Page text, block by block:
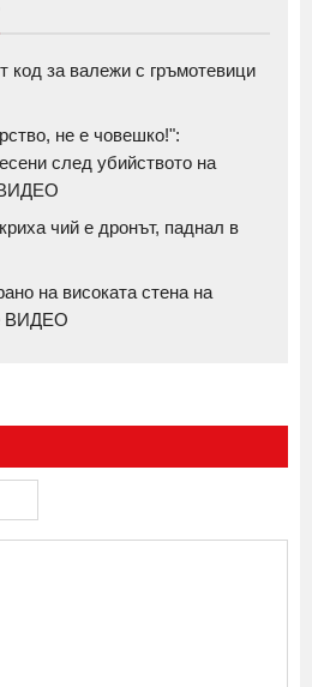
код за валежи с гръмотевици
не е човешко!":
след убийството на
чий е дронът, паднал в
на високата стена на
ВИДЕО